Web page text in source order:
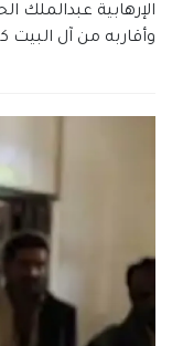
الإرهابية عبدالملك
وأقاربه من آل البيت